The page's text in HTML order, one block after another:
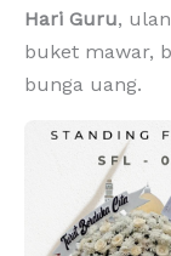
Hari Guru,
buket mawar,
bunga uang.